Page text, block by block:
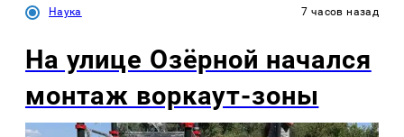
Наука 7 часов назад
На улице Озëрной начался
монтаж воркаут-зоны